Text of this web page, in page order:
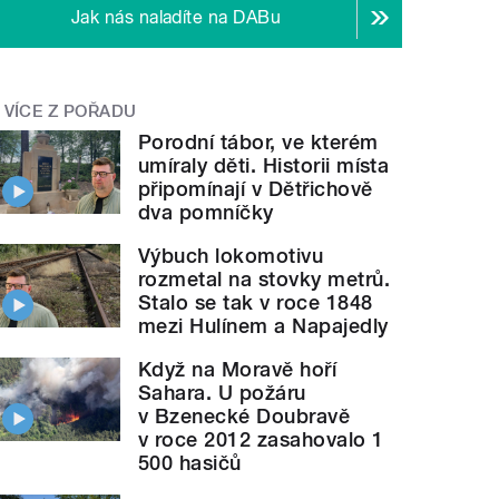
Jak nás naladíte na DABu
VÍCE Z POŘADU
Porodní tábor, ve kterém
umíraly děti. Historii místa
připomínají v Dětřichově
dva pomníčky
Výbuch lokomotivu
rozmetal na stovky metrů.
Stalo se tak v roce 1848
mezi Hulínem a Napajedly
Když na Moravě hoří
Sahara. U požáru
v Bzenecké Doubravě
v roce 2012 zasahovalo 1
500 hasičů